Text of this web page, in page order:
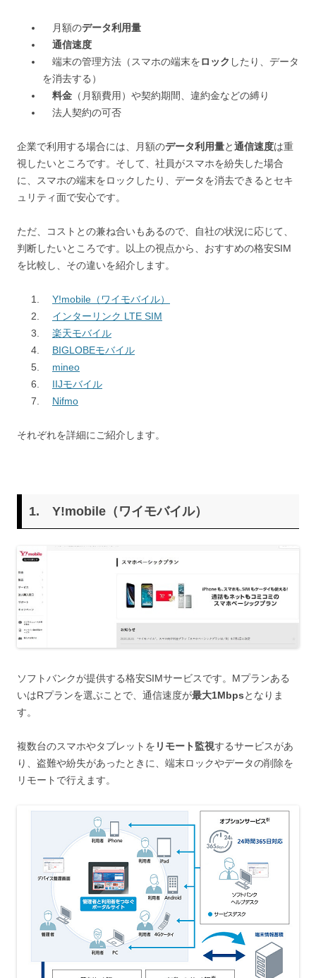
月額のデータ利用量
通信速度
端末の管理方法（スマホの端末をロック したり、データ
を消去する）
料金 （月額費用）や契約期間、違約金などの縛り
法人契約の可否
企業で利用する場合には、月額のデータ利用量と通信速度は重
視したいところです。そして、社員がスマホを紛失した場合
に、スマホの端末をロックしたり、データを消去できるとセキ
ュリティ面で安心です。
ただ、コストとの兼ね合いもあるので、自社の状況に応じて、
判断したいところです。以上の視点から、おすすめの格安SIM
を比較し、その違いを紹介します。
Y!mobile（ワイモバイル）
インターリンク LTE SIM
楽天モバイル
BIGLOBEモバイル
mineo
IIJモバイル
Nifmo
それぞれを詳細にご紹介します。
1. Y!mobile（ワイモバイル）
ソフトバンクが提供する格安SIMサービスです。Mプランある
いはRプランを選ぶことで、通信速度が最大1Mbpsとなりま
す。
複数台のスマホやタブレットを リモート監視するサービスがあ
り、盗難や紛失があったときに、端末ロックやデータの削除を
リモートで行えます。